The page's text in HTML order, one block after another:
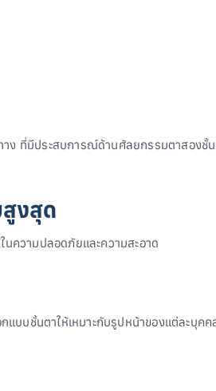
าง ที่มีประสบการณ์ด้านศัลยกรรมตาสองชั้
งสุด
นความปลอดภัยและความสะอาด
บบชั้นตาให้เหมาะกับรูปหน้าของแต่ละบุคค